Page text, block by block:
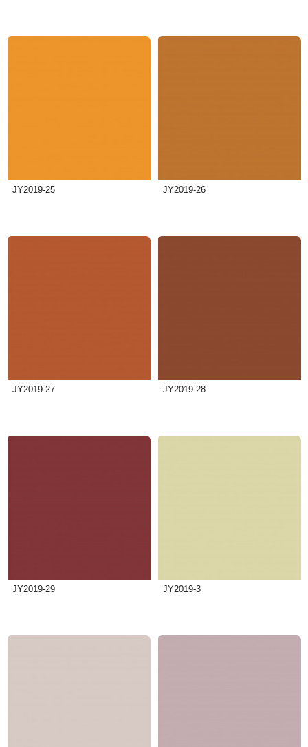
JY2019-25 JY2019-26
JY2019-27 JY2019-28
JY2019-29 JY2019-3